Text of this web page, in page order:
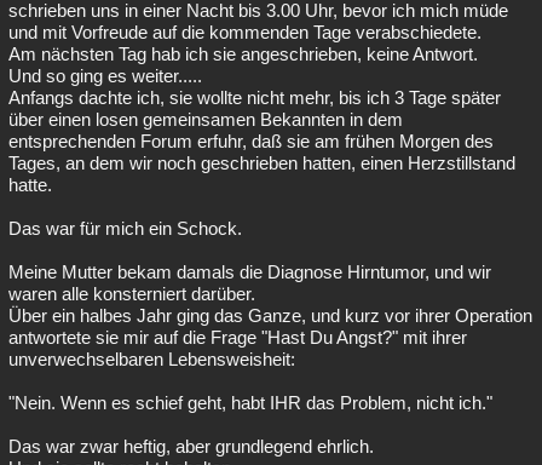
schrieben uns in einer Nacht bis 3.00 Uhr, bevor ich mich müde
und mit Vorfreude auf die kommenden Tage verabschiedete.
Am nächsten Tag hab ich sie angeschrieben, keine Antwort.
Und so ging es weiter.....
Anfangs dachte ich, sie wollte nicht mehr, bis ich 3 Tage später
über einen losen gemeinsamen Bekannten in dem
entsprechenden Forum erfuhr, daß sie am frühen Morgen des
Tages, an dem wir noch geschrieben hatten, einen Herzstillstand
hatte.
Das war für mich ein Schock.
Meine Mutter bekam damals die Diagnose Hirntumor, und wir
waren alle konsterniert darüber.
Über ein halbes Jahr ging das Ganze, und kurz vor ihrer Operation
antwortete sie mir auf die Frage "Hast Du Angst?" mit ihrer
unverwechselbaren Lebensweisheit:
"Nein. Wenn es schief geht, habt IHR das Problem, nicht ich."
Das war zwar heftig, aber grundlegend ehrlich.